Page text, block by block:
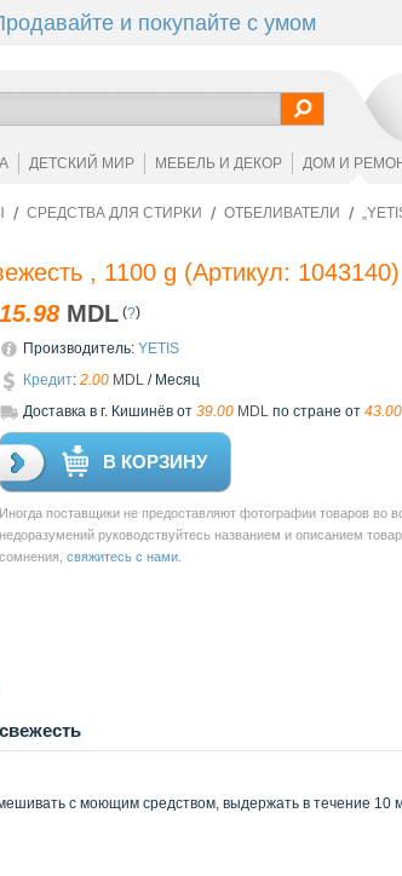
и покупайте с умом
ДЕТСКИЙ МИР МЕБЕЛЬ И ДЕКОР ДОМ И
СРЕДСТВА ДЛЯ СТИРКИ ОТБЕЛИВАТЕЛИ
, 1100 g (Артикул: 1043140)
15.98 MDL (?)
Производитель: YETIS
Кредит: 2.00 MDL / Месяц
Доставкa в г. Кишинёв от 39.00 MDL по стране от 43.00
В КОРЗИНУ
Иногда поставщики не предоставляют фотографии товаров во
недоразумений руководствуйтесь названием и описанием
сомнения, свяжитесь с нами
с моющим средством, выдержать в течение 10